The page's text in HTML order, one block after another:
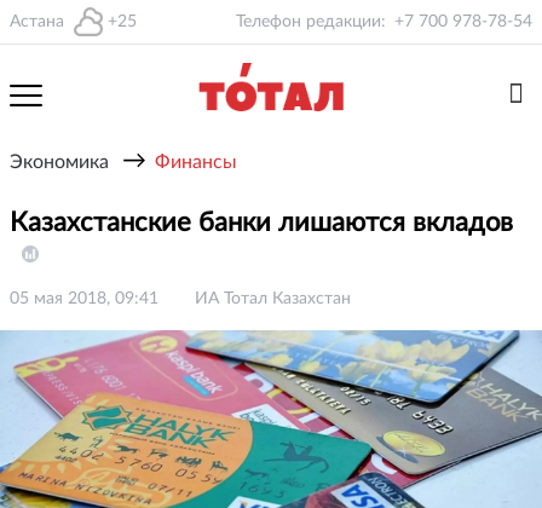
Астана +25 Телефон редакции: +7 700 978-78-54
Экономика → Финансы
Казахстанские банки лишаются вкладов
05 мая 2018, 09:41 ИА Тотал Казахстан